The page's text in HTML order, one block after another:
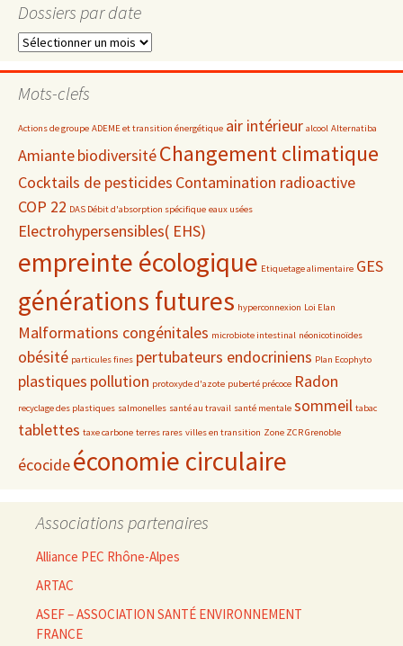
Dossiers par date
Dossiers
date
Mots-clefs
Actions de groupe ADEME et transition énergétique air intérieur alcool Alternatiba
AmiantebiodiversitéChangement climatique
Cocktails de pesticides Contamination radioactive
COP 22 DAS Débit d'absorption spécifique eaux usées
Electrohypersensibles( EHS)
empreinte écologique Etiquetage alimentaire GES
générations futures hyperconnexion Loi Elan
Malformations congénitales microbiote intestinal néonicotinoïdes
obésité particules fines pertubateurs endocriniens Plan Ecophyto
plastiques pollution protoxyde d'azote puberté précoce Radon
recyclage des plastiques salmonelles santé au travail santé mentale sommeil tabac
tablettes taxe carbone terres rares villes en transition Zone ZCR Grenoble
écocideéconomie circulaire
Associations partenaires
Alliance PEC Rhône-Alpes
ARTAC
ASEF – ASSOCIATION SANTÉ ENVIRONNEMENT
FRANCE